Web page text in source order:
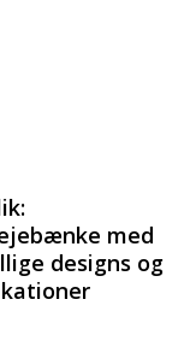
med
designs og